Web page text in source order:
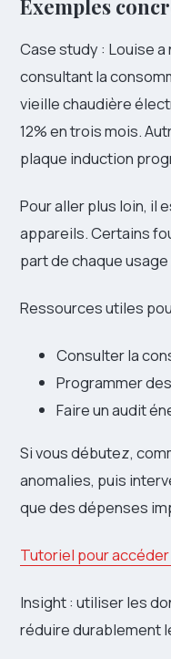
Exemples
Case study : Louise
consultant la
vieille chaudière
12% en trois mois.
plaque induction
Pour aller plus loin, il
appareils. Certains
part de chaque
Ressources utiles
Consulter la
Programmer
Faire un audit
Si vous débutez,
anomalies, puis
que des dépenses
Tutoriel pour
Insight : utiliser les
réduire durablement